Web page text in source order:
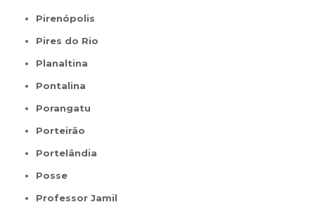
Pirenópolis
Pires do Rio
Planaltina
Pontalina
Porangatu
Porteirão
Portelândia
Posse
Professor Jamil